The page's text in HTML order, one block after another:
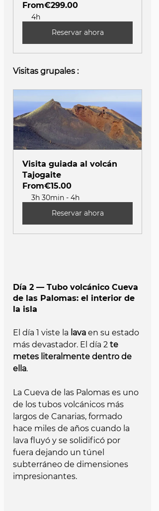
From€299.00
4h
Reservar ahora
Visitas grupales :
Visita guiada al volcán
Tajogaite
From€15.00
3h 30min - 4h
Reservar ahora
Día 2 — Tubo volcánico Cueva
de las Palomas: el interior de
la isla
El día 1 viste la lava en su estado
más devastador. El día 2 te
metes literalmente dentro de
ella.
La Cueva de las Palomas es uno
de los tubos volcánicos más
largos de Canarias, formado
hace miles de años cuando la
lava fluyó y se solidificó por
fuera dejando un túnel
subterráneo de dimensiones
impresionantes.